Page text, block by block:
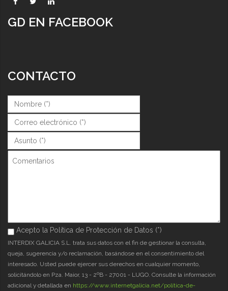
GD EN FACEBOOK
CONTACTO
Nombre (*)*
Correo (*)*
Asunto (*)*
Comentarios
Acepto la Política de Protección de Datos (*)
Acepto la Política de Protección de Datos (*)
INTERDIX GALICIA S.L. trata sus datos con el fin de gestionar la consulta,
queja, sugerencia y/o reclamación, basándose en el consentimiento del
interesado. Usted puede ejercer sus derechos en cualquier momento,
solicitándolo en Pza. Maior, 13 - 2ºB - 27001 - LUGO. Consulte la información
adicional y detallada en https://www.internetgalicia.net/política-de-